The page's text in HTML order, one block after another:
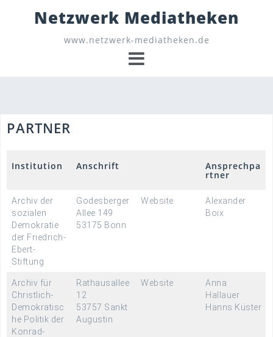
Netzwerk Mediatheken
www.netzwerk-mediatheken.de
PARTNER
Institution Anschrift Ansprechpa
rtner
Archiv der
sozialen
Demokratie
der Friedrich-
Ebert-
Stiftung
Godesberger
Allee 149
53175 Bonn
Website
Alexander
Boix
Archiv für
Christlich-
Demokratisc
he Politik der
Konrad-
Rathausallee
12
53757 Sankt
Augustin
Website
Anna
Hallauer
Hanns Küster